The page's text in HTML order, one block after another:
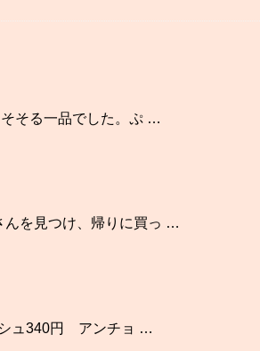
そる一品でした。ぷ …
んを見つけ、帰りに買っ …
ュ340円 アンチョ …